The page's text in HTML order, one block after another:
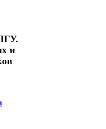
и